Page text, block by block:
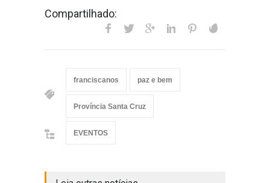
Compartilhado:
franciscanos paz e bem
Província Santa Cruz
EVENTOS